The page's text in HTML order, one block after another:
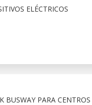
ELÉCTRICOS
BUSWAY PARA